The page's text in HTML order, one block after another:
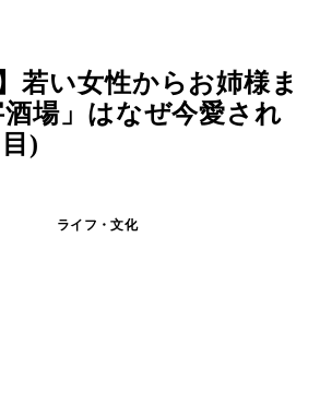
若い女性からお姉様ま
場」はなぜ今愛され
)
ライフ・文化